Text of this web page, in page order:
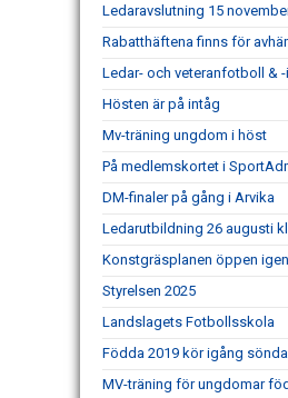
Ledaravslutning 15
Rabatthäftena finns för
Ledar- och veteranfotboll &
Hösten är på intåg
Mv-träning ungdom i höst
På medlemskortet i
DM-finaler på gång i Arvika
Ledarutbildning 26 augusti
Konstgräsplanen öppen igen
Styrelsen 2025
Landslagets Fotbollsskola
Födda 2019 kör igång
MV-träning för ungdomar